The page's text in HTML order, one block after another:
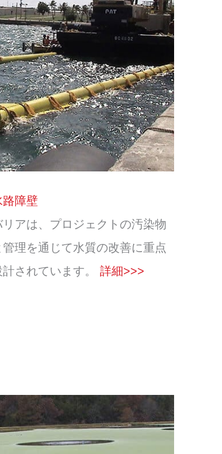
路障壁
リアは、プロジェクトの汚染物
理を通じて水質の改善に重点
されています。 詳細>>>